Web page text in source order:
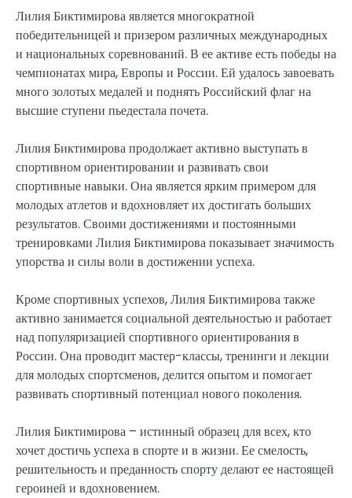
Лилия Биктимирова является многократной
победительницей и призером различных международных
и национальных соревнований. В ее активе есть победы на
чемпионатах мира, Европы и России. Ей удалось завоевать
много золотых медалей и поднять Российский флаг на
высшие ступени пьедестала почета.
Лилия Биктимирова продолжает активно выступать в
спортивном ориентировании и развивать свои
спортивные навыки. Она является ярким примером для
молодых атлетов и вдохновляет их достигать больших
результатов. Своими достижениями и постоянными
тренировками Лилия Биктимирова показывает значимость
упорства и силы воли в достижении успеха.
Кроме спортивных успехов, Лилия Биктимирова также
активно занимается социальной деятельностью и работает
над популяризацией спортивного ориентирования в
России. Она проводит мастер-классы, тренинги и лекции
для молодых спортсменов, делится опытом и помогает
развивать спортивный потенциал нового поколения.
Лилия Биктимирова – истинный образец для всех, кто
хочет достичь успеха в спорте и в жизни. Ее смелость,
решительность и преданность спорту делают ее настоящей
героиней и вдохновением.